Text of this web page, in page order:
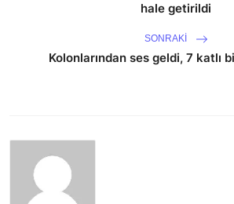
hale getirildi
SONRAKI
Kolonlarından ses geldi, 7 katlı